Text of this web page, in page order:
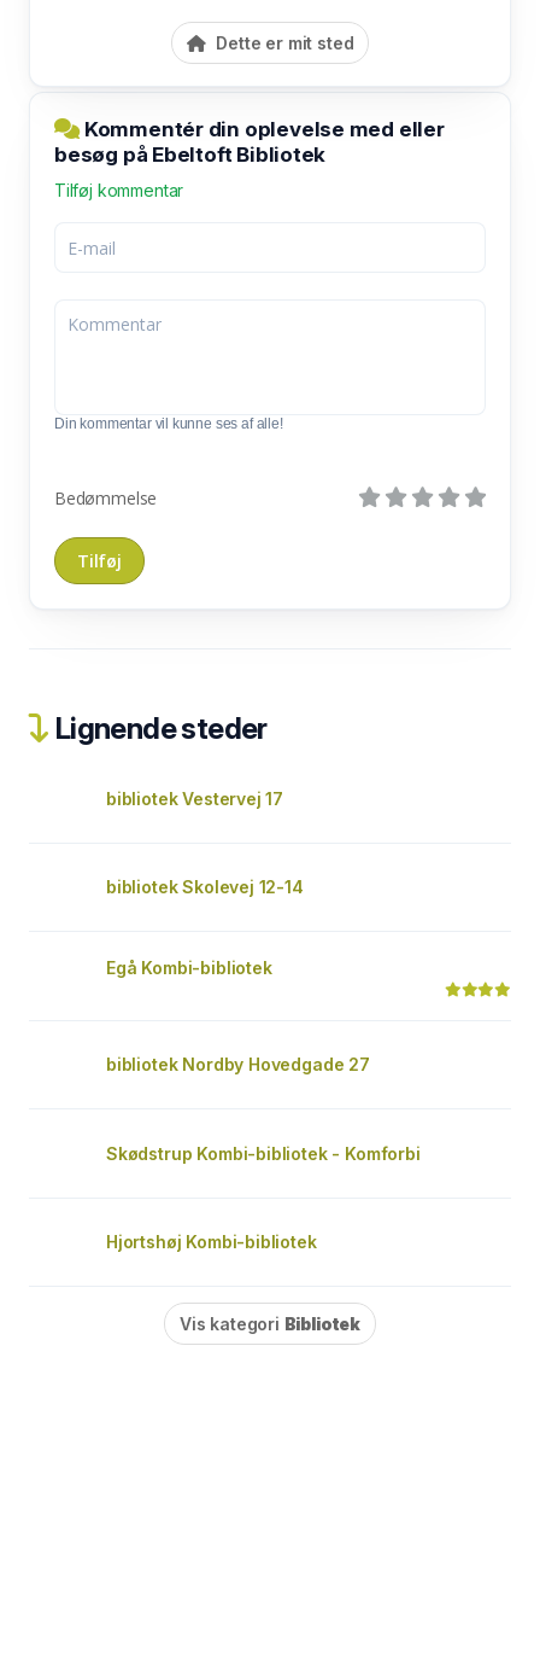
Dette er mit sted
Kommentér din oplevelse med eller
besøg på Ebeltoft Bibliotek
Tilføj kommentar
Din kommentar vil kunne ses af alle!
Bedømmelse
Lignende steder
bibliotek Vestervej 17
bibliotek Skolevej 12-14
Egå Kombi-bibliotek
bibliotek Nordby Hovedgade 27
Skødstrup Kombi-bibliotek - Komforbi
Hjortshøj Kombi-bibliotek
Vis kategori Bibliotek